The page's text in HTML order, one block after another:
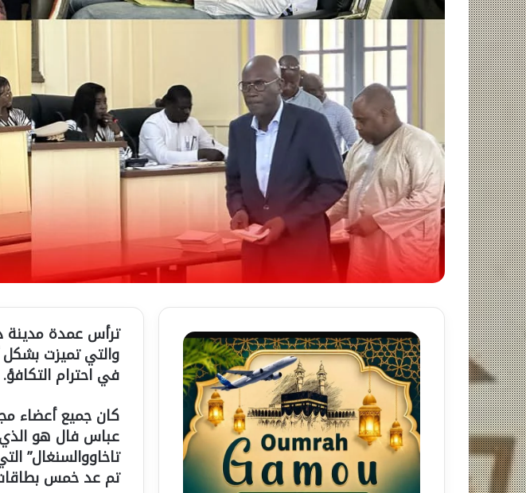
ترأس عمدة مدينة
والتي تميزت بشكل
في احترام التكافؤ.
كان جميع أعضاء
تم عد خمس